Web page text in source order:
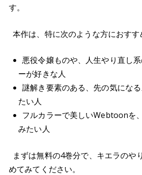
す。
本作は、特に次のような方におすす
悪役令嬢ものや、人生やり直し
ーが好きな人
謎解き要素のある、先の気にな
たい人
フルカラーで美しいWebtoonを
みたい人
まずは無料の4巻分で、キエラのや
めてみてください。